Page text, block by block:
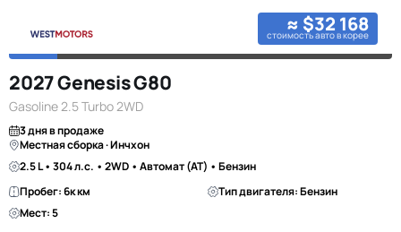
≈ $32 168
стоимость авто в корее
2027 Genesis G80
Gasoline 2.5 Turbo 2WD
3 дня в продаже
Местная сборка · Инчхон
2.5 L • 304 л.с. • 2WD • Автомат (AT) • Бензин
Пробег: 6к км
Тип двигателя: Бензин
Мест: 5